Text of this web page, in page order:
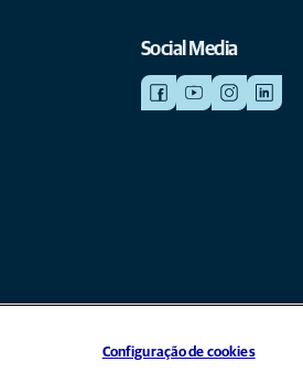
Social Media
Configuração de cookies